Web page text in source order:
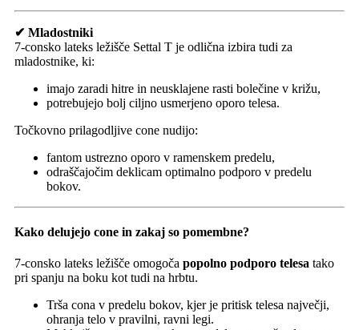
✔ Mladostniki
7-consko lateks ležišče Settal T je odlična izbira tudi za
mladostnike, ki:
imajo zaradi hitre in neusklajene rasti bolečine v križu,
potrebujejo bolj ciljno usmerjeno oporo telesa.
Točkovno prilagodljive cone nudijo:
fantom ustrezno oporo v ramenskem predelu,
odraščajočim deklicam optimalno podporo v predelu
bokov.
Kako delujejo cone in zakaj so pomembne?
7-consko lateks ležišče omogoča popolno podporo telesa tako
pri spanju na boku kot tudi na hrbtu.
Trša cona v predelu bokov, kjer je pritisk telesa največji,
ohranja telo v pravilni, ravni legi.